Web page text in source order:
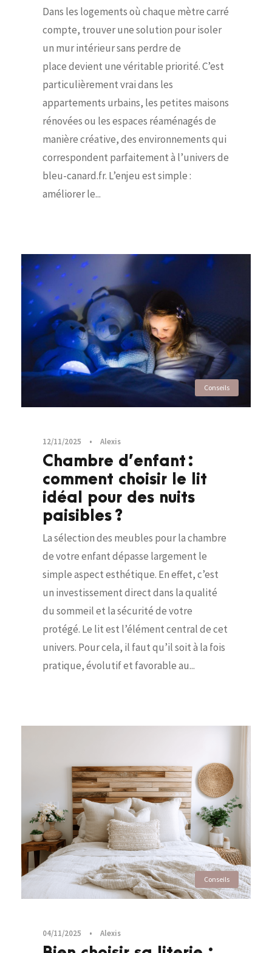
Dans les logements où chaque mètre carré
compte, trouver une solution pour isoler
un mur intérieur sans perdre de
place devient une véritable priorité. C’est
particulièrement vrai dans les
appartements urbains, les petites maisons
rénovées ou les espaces réaménagés de
manière créative, des environnements qui
correspondent parfaitement à l’univers de
bleu-canard.fr. L’enjeu est simple :
améliorer le...
Conseils
12/11/2025 • Alexis
Chambre d’enfant :
comment choisir le lit
idéal pour des nuits
paisibles ?
La sélection des meubles pour la chambre
de votre enfant dépasse largement le
simple aspect esthétique. En effet, c’est
un investissement direct dans la qualité
du sommeil et la sécurité de votre
protégé. Le lit est l’élément central de cet
univers. Pour cela, il faut qu’il soit à la fois
pratique, évolutif et favorable au...
Conseils
04/11/2025 • Alexis